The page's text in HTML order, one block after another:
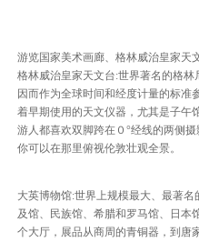
游览国家美术画廊、格林威治皇家天
格林威治皇家天文台:世界著名的格
因而作为全球时间和经度计量的标准
着早期使用的天文仪器，尤其是子
游人都喜欢双脚跨在０°经线的两侧
你可以在那里俯视伦敦壮观全景。
大英博物馆:世界上规模最大、最著
及馆、民族馆、希腊和罗马馆、日本
个大厅，展品从商周的青铜器，到唐